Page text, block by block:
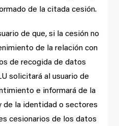
de la citada cesión.
de que, si la cesión no
de la relación con
de recogida de datos
solicitará al usuario de
e informará de la
la identidad o sectores
cesionarios de los datos